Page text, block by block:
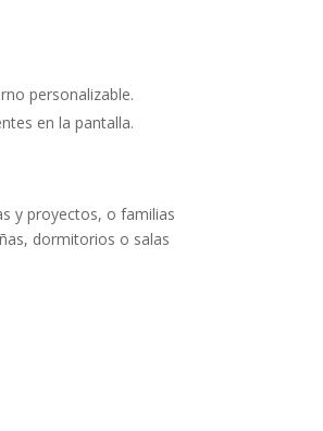
personalizable.
en la pantalla.
y proyectos, o familias
dormitorios o salas